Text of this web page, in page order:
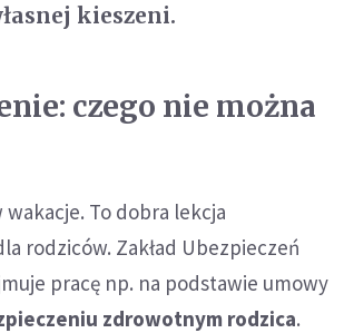
kieszeni.
czego nie można
To dobra lekcja
rodziców. Zakład Ubezpieczeń
pracę np. na podstawie umowy
zdrowotnym rodzica.